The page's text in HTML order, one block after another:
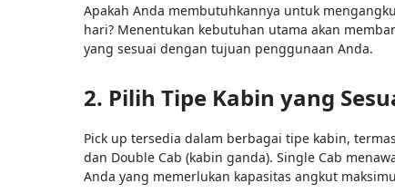
Apakah Anda membutuhkannya untuk
hari? Menentukan kebutuhan utama akan
yang sesuai dengan tujuan penggunaan Anda.
2. Pilih Tipe Kabin yang
Pick up tersedia dalam berbagai tipe kabin,
dan Double Cab (kabin ganda). Single Cab
Anda yang memerlukan kapasitas angkut